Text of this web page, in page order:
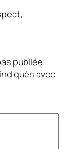
publiée.
avec